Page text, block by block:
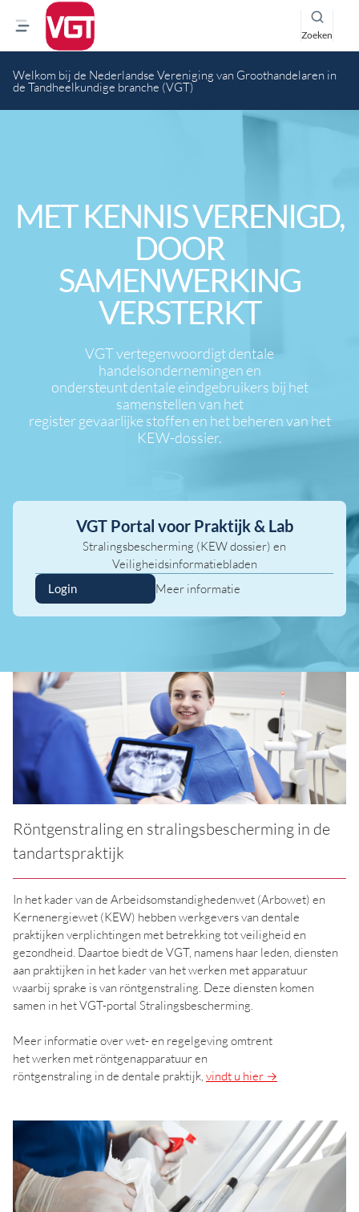
Zoeken
Welkom bij de Nederlandse Vereniging van Groothandelaren in
de Tandheelkundige branche (VGT)
MET KENNIS VERENIGD,
DOOR
SAMENWERKING
VERSTERKT
VGT vertegenwoordigt dentale
handelsondernemingen en
ondersteunt dentale eindgebruikers bij het
samenstellen van het
register gevaarlijke stoffen en het beheren van het
KEW-dossier.
VGT Portal voor Praktijk & Lab
Stralingsbescherming (KEW dossier) en
Veiligheidsinformatiebladen
Login Meer informatie
Röntgenstraling en stralingsbescherming in de
tandartspraktijk
In het kader van de Arbeidsomstandighedenwet (Arbowet) en
Kernenergiewet (KEW) hebben werkgevers van dentale
praktijken verplichtingen met betrekking tot veiligheid en
gezondheid. Daartoe biedt de VGT, namens haar leden, diensten
aan praktijken in het kader van het werken met apparatuur
waarbij sprake is van röntgenstraling. Deze diensten komen
samen in het VGT-portal Stralingsbescherming.
Meer informatie over wet- en regelgeving omtrent
het werken met röntgenapparatuur en
röntgenstraling in de dentale praktijk, vindt u hier →